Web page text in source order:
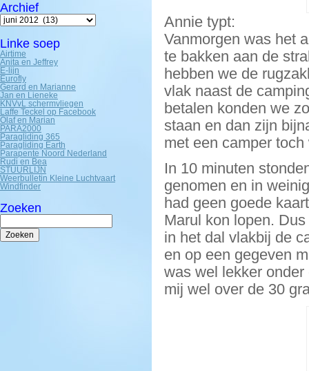
Archief
Archief
Linke soep
Airtime
Anita en Jeffrey
E-lijn
Eurofly
Gerard en Marianne
Jan en Lieneke
KNVvL schermvliegen
Laffe Teckel op Facebook
Olaf en Marian
PARA2000
Paragliding 365
Paragliding Earth
Parapente Noord Nederland
Rudi en Bea
STUURLIJN
Weerbulletin Kleine Luchtvaart
Windfinder
Zoeken
Zoeken
naar:
Annie typt:
Vanmorgen was het
te bakken aan de
hebben we de
vlak naast de
betalen konden we
staan en dan zijn
met een camper
In 10 minuten
genomen en in
had geen goede
Marul kon lopen.
in het dal vlakbij de
en op een gegeven
was wel lekker
mij wel over de 30